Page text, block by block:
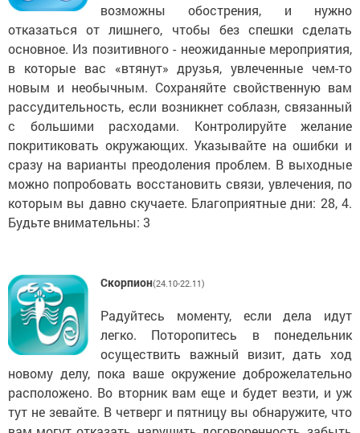
возможны обострения, и нужно
отказаться от лишнего, чтобы без спешки сделать
основное. Из позитивного - неожиданные мероприятия,
в которые вас «втянут» друзья, увлеченные чем-то
новым и необычным. Сохраняйте свойственную вам
рассудительность, если возникнет соблазн, связанный
с большими расходами. Контролируйте желание
покритиковать окружающих. Указывайте на ошибки и
сразу на варианты преодоления проблем. В выходные
можно попробовать восстановить связи, увлечения, по
которым вы давно скучаете. Благоприятные дни: 28, 4.
Будьте внимательны: 3
Скорпион(24.10-22.11)
Радуйтесь моменту, если дела идут
легко. Поторопитесь в понедельник
осуществить важный визит, дать ход
новому делу, пока ваше окружение доброжелательно
расположено. Во вторник вам еще и будет везти, и уж
тут не зевайте. В четверг и пятницу вы обнаружите, что